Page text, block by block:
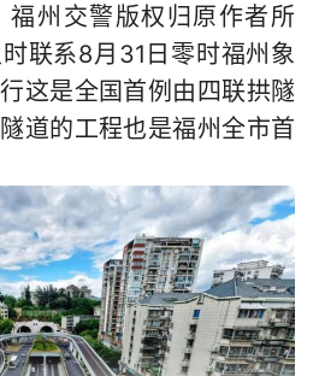
福州交警版权归原作者所
联系8月31日零时福州象
这是全国首例由四联拱隧
道的工程也是福州全市首